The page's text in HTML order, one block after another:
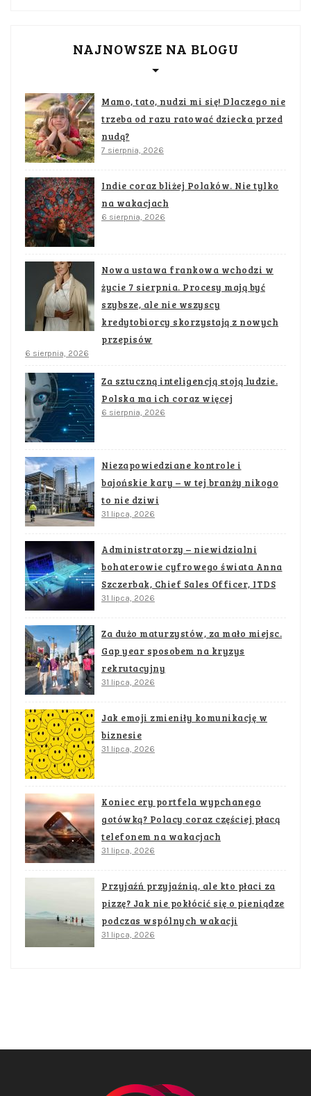
NAJNOWSZE NA BLOGU
Mamo, tato, nudzi mi się! Dlaczego nie
trzeba od razu ratować dziecka przed
nudą?
7 sierpnia, 2026
Indie coraz bliżej Polaków. Nie tylko
na wakacjach
6 sierpnia, 2026
Nowa ustawa frankowa wchodzi w
życie 7 sierpnia. Procesy mają być
szybsze, ale nie wszyscy
kredytobiorcy skorzystają z nowych
przepisów
6 sierpnia, 2026
Za sztuczną inteligencją stoją ludzie.
Polska ma ich coraz więcej
6 sierpnia, 2026
Niezapowiedziane kontrole i
bajońskie kary – w tej branży nikogo
to nie dziwi
31 lipca, 2026
Administratorzy – niewidzialni
bohaterowie cyfrowego świata Anna
Szczerbak, Chief Sales Officer, ITDS
31 lipca, 2026
Za dużo maturzystów, za mało miejsc.
Gap year sposobem na kryzys
rekrutacyjny
31 lipca, 2026
Jak emoji zmieniły komunikację w
biznesie
31 lipca, 2026
Koniec ery portfela wypchanego
gotówką? Polacy coraz częściej płacą
telefonem na wakacjach
31 lipca, 2026
Przyjaźń przyjaźnią, ale kto płaci za
pizzę? Jak nie pokłócić się o pieniądze
podczas wspólnych wakacji
31 lipca, 2026